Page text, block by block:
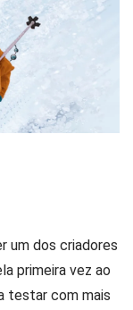
um dos criadores
primeira vez ao
testar com mais